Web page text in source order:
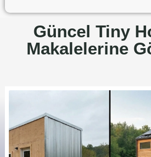
Güncel Tiny
Makalelerine